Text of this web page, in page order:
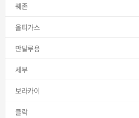
퀘존
올티가스
만달루용
세부
보라카이
클락